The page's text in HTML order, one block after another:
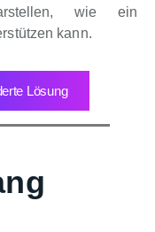
wie ein
kann.
Lösung